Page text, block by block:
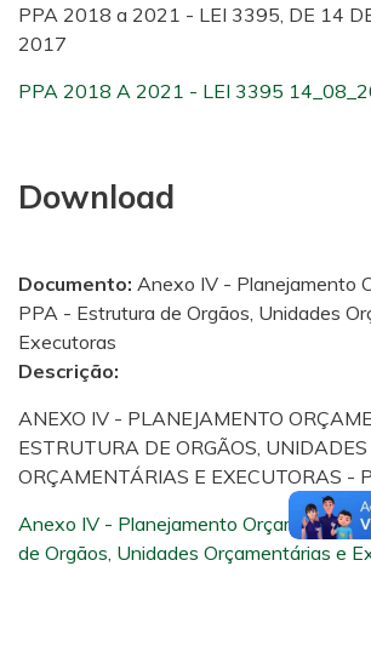
PPA 2018 a 2021 - LEI 3395, DE 14
2017
PPA 2018 A 2021 - LEI 3395
Download
Documento: Anexo IV - Planejamento
PPA - Estrutura de Orgãos, Unidades
Executoras
Descrição:
ANEXO IV - PLANEJAMENTO
ESTRUTURA DE ORGÃOS, UNIDADES
ORÇAMENTÁRIAS E EXECUTORAS -
Anexo IV - Planejamento Orçamentário
de Orgãos, Unidades Orçamentárias e